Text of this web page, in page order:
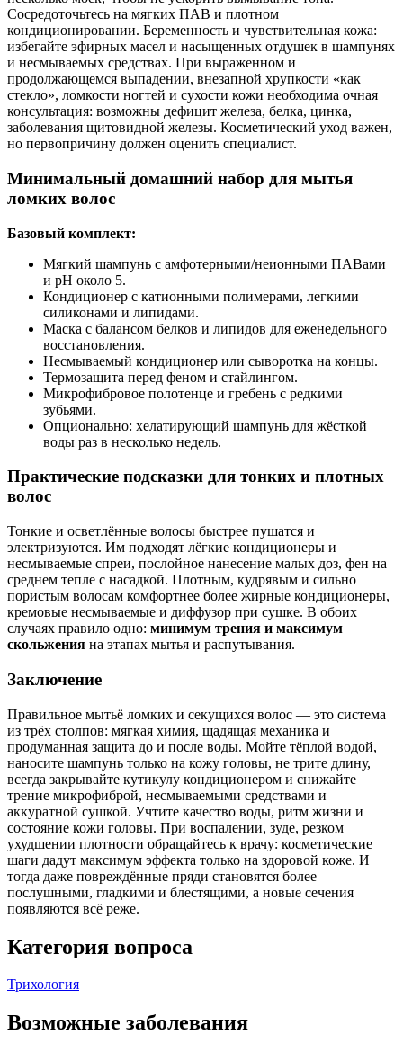
Сосредоточьтесь на мягких ПАВ и плотном
кондиционировании. Беременность и чувствительная кожа:
избегайте эфирных масел и насыщенных отдушек в шампунях
и несмываемых средствах. При выраженном и
продолжающемся выпадении, внезапной хрупкости «как
стекло», ломкости ногтей и сухости кожи необходима очная
консультация: возможны дефицит железа, белка, цинка,
заболевания щитовидной железы. Косметический уход важен,
но первопричину должен оценить специалист.
Минимальный домашний набор для мытья
ломких волос
Базовый комплект:
Мягкий шампунь с амфотерными/неионными ПАВами
и pH около 5.
Кондиционер с катионными полимерами, легкими
силиконами и липидами.
Маска с балансом белков и липидов для еженедельного
восстановления.
Несмываемый кондиционер или сыворотка на концы.
Термозащита перед феном и стайлингом.
Микрофибровое полотенце и гребень с редкими
зубьями.
Опционально: хелатирующий шампунь для жёсткой
воды раз в несколько недель.
Практические подсказки для тонких и плотных
волос
Тонкие и осветлённые волосы быстрее пушатся и
электризуются. Им подходят лёгкие кондиционеры и
несмываемые спреи, послойное нанесение малых доз, фен на
среднем тепле с насадкой. Плотным, кудрявым и сильно
пористым волосам комфортнее более жирные кондиционеры,
кремовые несмываемые и диффузор при сушке. В обоих
случаях правило одно: минимум трения и максимум
скольжения на этапах мытья и распутывания.
Заключение
Правильное мытьё ломких и секущихся волос — это система
из трёх столпов: мягкая химия, щадящая механика и
продуманная защита до и после воды. Мойте тёплой водой,
наносите шампунь только на кожу головы, не трите длину,
всегда закрывайте кутикулу кондиционером и снижайте
трение микрофиброй, несмываемыми средствами и
аккуратной сушкой. Учтите качество воды, ритм жизни и
состояние кожи головы. При воспалении, зуде, резком
ухудшении плотности обращайтесь к врачу: косметические
шаги дадут максимум эффекта только на здоровой коже. И
тогда даже повреждённые пряди становятся более
послушными, гладкими и блестящими, а новые сечения
появляются всё реже.
Категория вопроса
Трихология
Возможные заболевания